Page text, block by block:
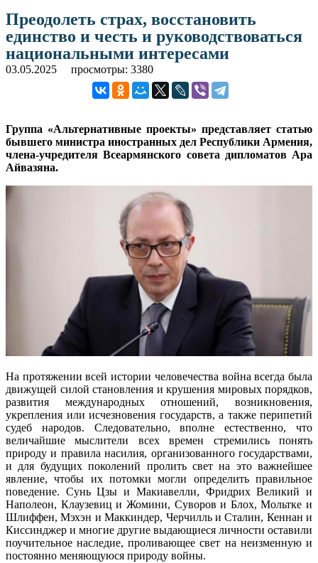
Преодолеть страх, восстановить
единство и честь и руководствоваться
национальными интересами
03.05.2025 просмотры: 3380
Группа «Альтернативные проекты» представляет статью
бывшего министра иностранных дел Республики Армения,
члена-учредителя Всеармянского совета дипломатов Ара
Айвазяна.
На протяжении всей истории человечества война всегда была
движущей силой становления и крушения мировых порядков,
развития международных отношений, возникновения,
укрепления или исчезновения государств, а также перипетий
судеб народов. Следовательно, вполне естественно, что
величайшие мыслители всех времен стремились понять
природу и правила насилия, организованного государствами,
и для будущих поколений пролить свет на это важнейшее
явление, чтобы их потомки могли определить правильное
поведение. Сунь Цзы и Макиавелли, Фридрих Великий и
Наполеон, Клаузевиц и Жомини, Суворов и Блох, Мольтке и
Шлиффен, Мэхэн и Маккиндер, Черчилль и Сталин, Кеннан и
Киссинджер и многие другие выдающиеся личности оставили
поучительное наследие, проливающее свет на неизменную и
постоянно меняющуюся природу войны.